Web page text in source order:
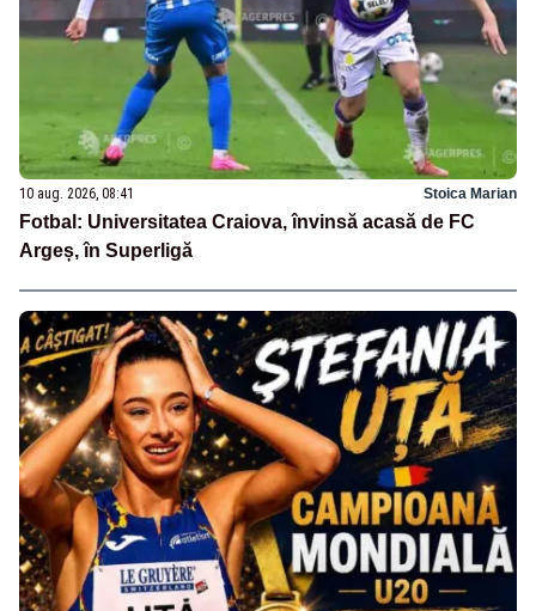
10 aug. 2026, 08:41 Stoica Marian
Fotbal: Universitatea Craiova, învinsă acasă de FC
Argeș, în Superligă